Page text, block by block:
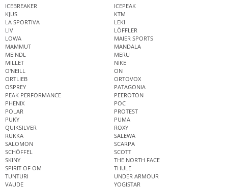
ICEBREAKER
ICEPEAK
KJUS
KTM
LA SPORTIVA
LEKI
LIV
LÖFFLER
LOWA
MAIER SPORTS
MAMMUT
MANDALA
MEINDL
MERU
MILLET
NIKE
O'NEILL
ON
ORTLIEB
ORTOVOX
OSPREY
PATAGONIA
PEAK PERFORMANCE
PEEROTON
PHENIX
POC
POLAR
PROTEST
PUKY
PUMA
QUIKSILVER
ROXY
RUKKA
SALEWA
SALOMON
SCARPA
SCHÖFFEL
SCOTT
SKINY
THE NORTH FACE
SPIRIT OF OM
THULE
TUNTURI
UNDER ARMOUR
VAUDE
YOGISTAR